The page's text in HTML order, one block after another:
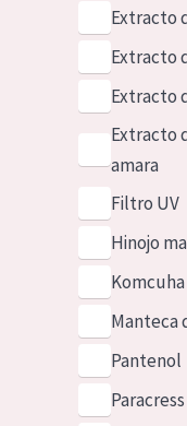
Extracto
Extracto
Extracto
Extracto
amara
Filtro UV
Hinojo
Manteca
Pantenol
Paracress